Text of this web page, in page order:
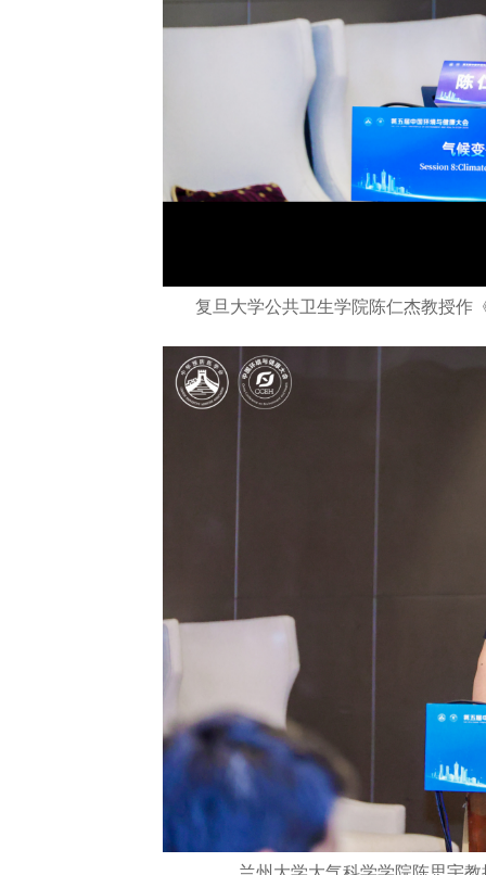
复旦大学公共卫生学院陈仁杰教授作